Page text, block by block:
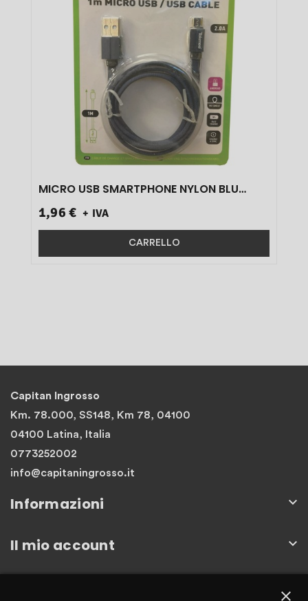
MICRO USB SMARTPHONE NYLON BLU
1,96 € + IVA
CARRELLO
Capitan Ingrosso
Km. 78.000, SS148, Km 78, 04100
04100 Latina, Italia
0773252002
info@capitaningrosso.it
Informazioni 
Il mio account 
close